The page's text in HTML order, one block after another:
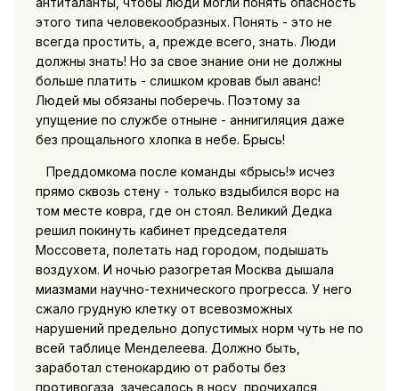
этого типа человекообразных. Понять - это не
всегда простить, а, прежде всего, знать. Люди
должны знать! Но за свое знание они не должны
больше платить - слишком кровав был аванс!
Людей мы обязаны поберечь. Поэтому за
упущение по службе отныне - аннигиляция даже
без прощального хлопка в небе. Брысь!
Преддомкома после команды «брысь!» исчез
прямо сквозь стену - только вздыбился ворс на
том месте ковра, где он стоял. Великий Дедка
решил покинуть кабинет председателя
Моссовета, полетать над городом, подышать
воздухом. И ночью разогретая Москва дышала
миазмами научно-технического прогресса. У него
сжало грудную клетку от всевозможных
нарушений предельно допустимых норм чуть не по
всей таблице Менделеева. Должно быть,
заработал стенокардию от работы без
противогаза, зачесалось в носу, прочихался,